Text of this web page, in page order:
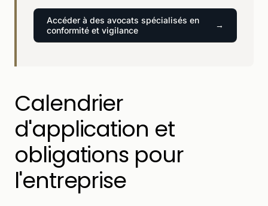
Accéder à des avocats spécialisés en
conformité et vigilance
Calendrier
d'application et
obligations pour
l'entreprise